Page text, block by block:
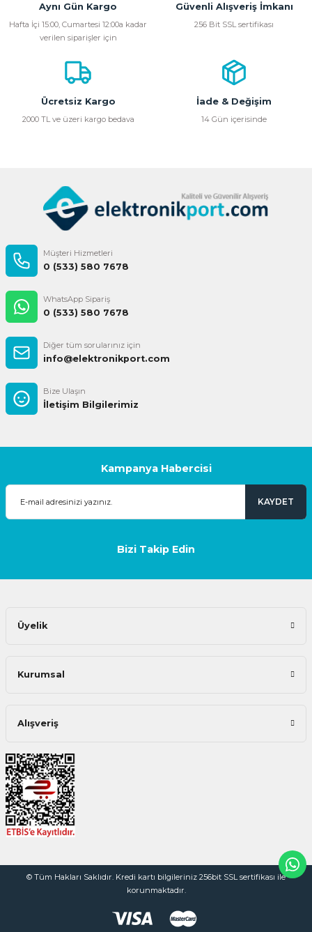
Aynı Gün Kargo
Hafta İçi 15:00, Cumartesi 12:00a kadar
verilen siparişler için
Güvenli Alışveriş İmkanı
256 Bit SSL sertifikası
Ücretsiz Kargo
2000 TL ve üzeri kargo bedava
İade & Değişim
14 Gün içerisinde
Müşteri Hizmetleri
0 (533) 580 7678
WhatsApp Sipariş
0 (533) 580 7678
Diğer tüm sorularınız için
info@elektronikport.com
Bize Ulaşın
İletişim Bilgilerimiz
Kampanya Habercisi
KAYDET
Bizi Takip Edin
Üyelik
Kurumsal
Alışveriş
© Tüm Hakları Saklıdır. Kredi kartı bilgileriniz 256bit SSL sertifikası ile
korunmaktadır.